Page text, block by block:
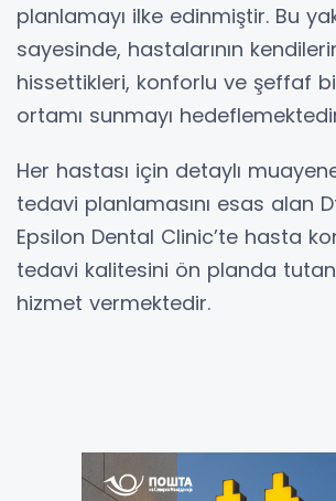
planlamayı ilke edinmiştir. Bu
sayesinde, hastalarının
hissettikleri, konforlu ve şeffaf
ortamı sunmayı
Her hastası için detaylı
tedavi planlamasını esas alan
Epsilon Dental Clinic’te hasta
tedavi kalitesini ön planda tutan
hizmet vermektedir.